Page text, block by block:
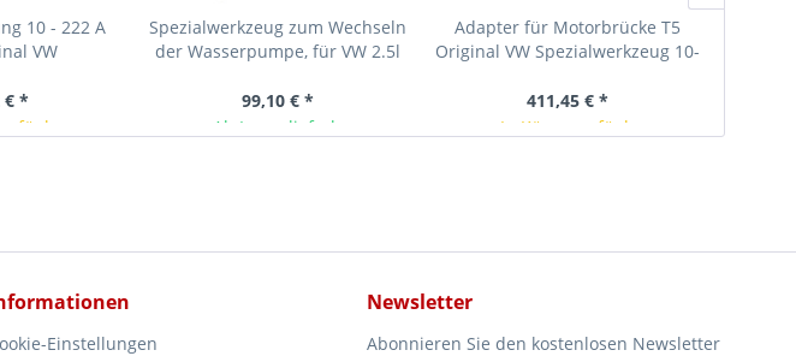
10 - 222 A
VW
€ *
Spezialwerkzeug zum Wechseln
der Wasserpumpe, für VW 2.5l
99,10 € *
Ab Lager lieferbar
Adapter für Motorbrücke T5
Original VW Spezialwerkzeug 10-
411,45 € *
In Kürze verfügbar
Einstellungen
Newsletter
Abonnieren Sie den kostenlosen Newsletter